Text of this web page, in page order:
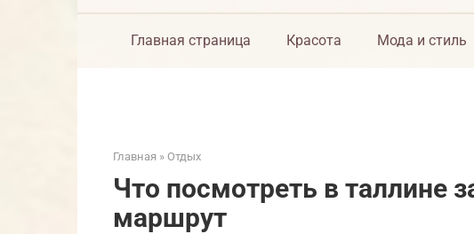
Главная страница Красота Мода и стиль
Главная » Отдых
Что посмотреть в таллине
маршрут